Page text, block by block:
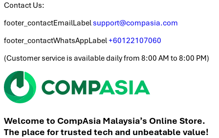
Contact Us:
footer_contactEmailLabel support@compasia.com
footer_contactWhatsAppLabel+60122107060
(Customer service is available daily from 8:00 AM to 8:00 PM)
Welcome to CompAsia Malaysia’s Online Store.
The place for trusted tech and unbeatable value!